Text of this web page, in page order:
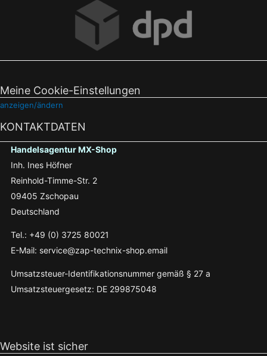
Meine Cookie-Einstellungen
anzeigen/ändern
KONTAKTDATEN
Handelsagentur MX-Shop
Inh. Ines Höfner
Reinhold-Timme-Str. 2
09405 Zschopau
Deutschland
Tel.: +49 (0) 3725 80021
E-Mail: service@zap-technix-shop.email
Umsatzsteuer-Identifikationsnummer gemäß § 27 a
Umsatzsteuergesetz: DE 299875048
Website ist sicher